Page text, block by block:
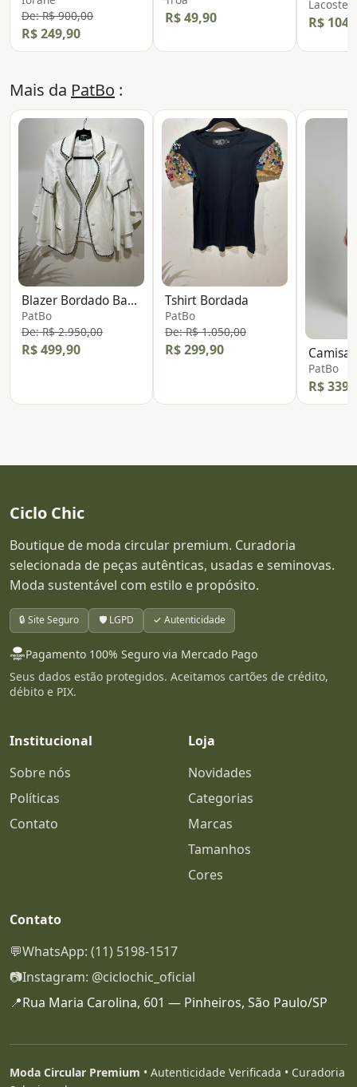
De: R$ 900,00
R$ 249,90
R$ 49,90
Lacoste
R$
Mais da PatBo :
Blazer Bordado Babados
PatBo
De: R$ 2.950,00
R$ 499,90
Tshirt Bordada
PatBo
De: R$ 1.050,00
R$ 299,90
PatBo
R$
Ciclo Chic
Boutique de moda circular premium. Curadoria
selecionada de peças autênticas, usadas e seminovas.
Moda sustentável com estilo e propósito.
🔒 Site Seguro 🛡️ LGPD ✓ Autenticidade
Pagamento 100% Seguro via Mercado Pago
Seus dados estão protegidos. Aceitamos cartões de crédito,
débito e PIX.
Institucional
Sobre nós
Políticas
Contato
Loja
Novidades
Categorias
Marcas
Tamanhos
Cores
Contato
💬WhatsApp: (11) 5198-1517
📷Instagram: @ciclochic_oficial
📍Rua Maria Carolina, 601 — Pinheiros, São Paulo/SP
Moda Circular Premium • Autenticidade Verificada • Curadoria